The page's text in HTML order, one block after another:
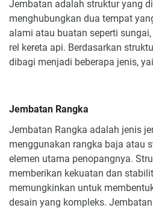
Jembatan adalah struktur yang
menghubungkan dua tempat
alami atau buatan seperti
rel kereta api. Berdasarkan
dibagi menjadi beberapa jenis,
Jembatan Rangka
Jembatan Rangka adalah jenis
menggunakan rangka baja atau
elemen utama penopangnya.
memberikan kekuatan dan
memungkinkan untuk
desain yang kompleks.